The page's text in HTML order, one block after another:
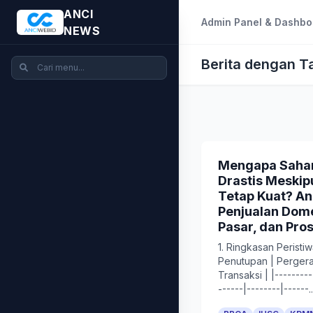
ANCI
NEWS
Admin Panel &
Berita dengan
Mengapa
Drastis
Tetap Kuat?
Penjualan
Pasar, dan
1. Ringkasan
Penutupan |
Transaksi |
------|--------|------